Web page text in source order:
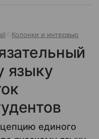
Колонки и интервью
языку
единого